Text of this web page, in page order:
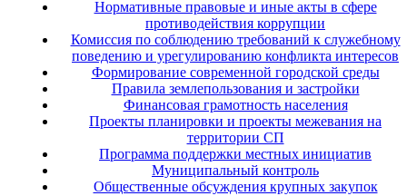
Нормативные правовые и иные акты в сфере
противодействия коррупции
Комиссия по соблюдению требований к служебному
поведению и урегулированию конфликта интересов
Формирование современной городской среды
Правила землепользования и застройки
Финансовая грамотность населения
Проекты планировки и проекты межевания на
территории СП
Программа поддержки местных инициатив
Муниципальный контроль
Общественные обсуждения крупных закупок